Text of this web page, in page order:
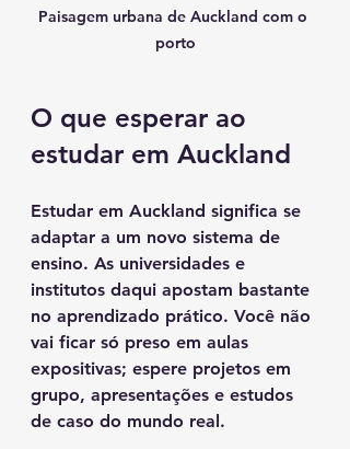
Paisagem urbana de Auckland com o
porto
O que esperar ao
estudar em Auckland
Estudar em Auckland significa se
adaptar a um novo sistema de
ensino. As universidades e
institutos daqui apostam bastante
no aprendizado prático. Você não
vai ficar só preso em aulas
expositivas; espere projetos em
grupo, apresentações e estudos
de caso do mundo real.